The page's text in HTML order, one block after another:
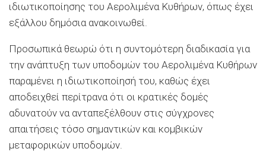
ιδιωτικοποίησης του Αερολιμένα Κυθήρων, όπως έχει
εξάλλου δημόσια ανακοινωθεί.
Προσωπικά θεωρώ ότι η συντομότερη διαδικασία για
την ανάπτυξη των υποδομών του Αερολιμένα Κυθήρων
παραμένει η ιδιωτικοποίησή του, καθώς έχει
αποδειχθεί περίτρανα ότι οι κρατικές δομές
αδυνατούν να ανταπεξέλθουν στις σύγχρονες
απαιτήσεις τόσο σημαντικών και κομβικών
μεταφορικών υποδομών.